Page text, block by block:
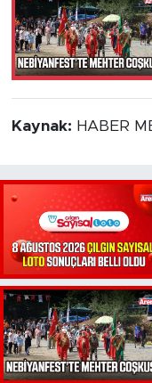
Kaynak: HABER